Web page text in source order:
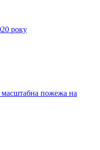
року
масштабна пожежа на